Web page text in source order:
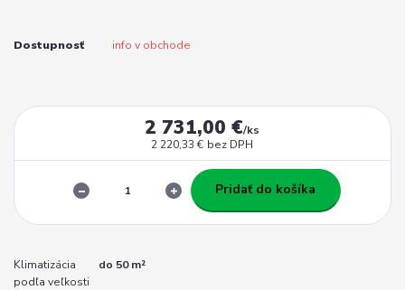
Dostupnosť info v obchode
2 731,00 €/ks
2 220,33 € bez DPH
Pridať do košíka
Klimatizácia
podľa veľkosti
do 50 m²